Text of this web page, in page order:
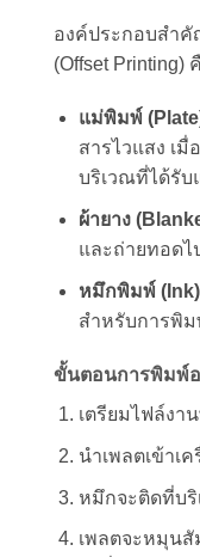
องค์ประกอบสำ
(Offset Printing)
แม่พิมพ์
สารไวแสง เ
บริเวณที่ได้รับ
ผ้ายาง
และถ่ายทอดไ
หมึกพิมพ์ (Ink)
สำหรับการพิ
ขั้นตอนการพิมพ์
เตรียมไฟล์งา
นำเพลตเข้าเ
หมึกจะติดที่บ
เพลตจะหมุน